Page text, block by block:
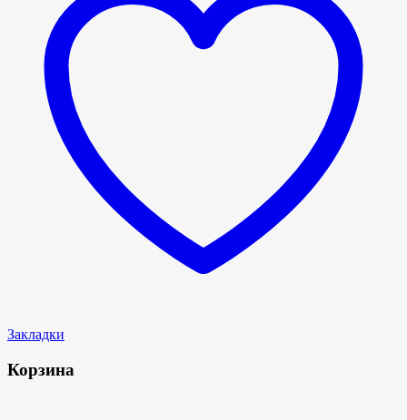
Закладки
Корзина